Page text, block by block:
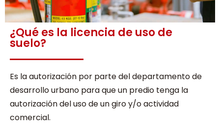
¿Qué es la licencia de uso de
suelo?
Es la autorización por parte del departamento de
desarrollo urbano para que un predio tenga la
autorización del uso de un giro y/o actividad
comercial.